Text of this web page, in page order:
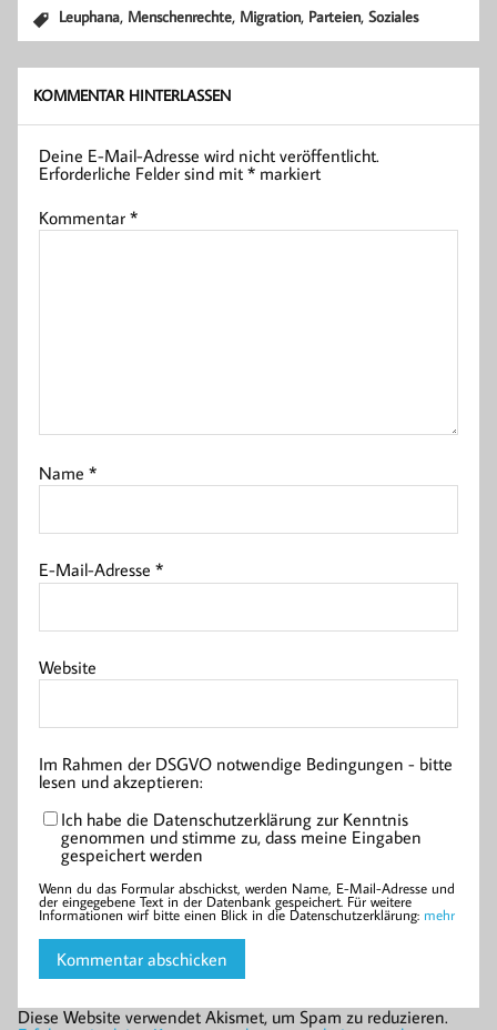
Leuphana, Menschenrechte, Migration, Parteien,Soziales
KOMMENTAR HINTERLASSEN
Deine E-Mail-Adresse wird nicht veröffentlicht.
Erforderliche Felder sind mit* markiert
Kommentar*
Name*
E-Mail-Adresse*
Website
Im Rahmen der DSGVO notwendige Bedingungen - bitte
lesen und akzeptieren:
Ich habe die Datenschutzerklärung zur Kenntnis
genommen und stimme zu, dass meine Eingaben
gespeichert werden
Wenn du das Formular abschickst, werden Name, E-Mail-Adresse und
der eingegebene Text in der Datenbank gespeichert. Für weitere
Informationen wirf bitte einen Blick in die Datenschutzerklärung: mehr
Diese Website verwendet Akismet, um Spam zu reduzieren.